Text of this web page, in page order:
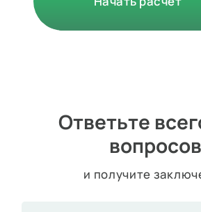
Ответьте
вопросов
и получите